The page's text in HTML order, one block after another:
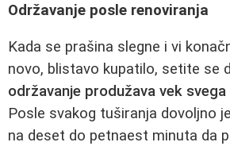
Održavanje posle renoviranja
Kada se prašina slegne i vi
novo, blistavo kupatilo, setite se
održavanje produžava vek
Posle svakog tuširanja dovoljno
na deset do petnaest minuta da